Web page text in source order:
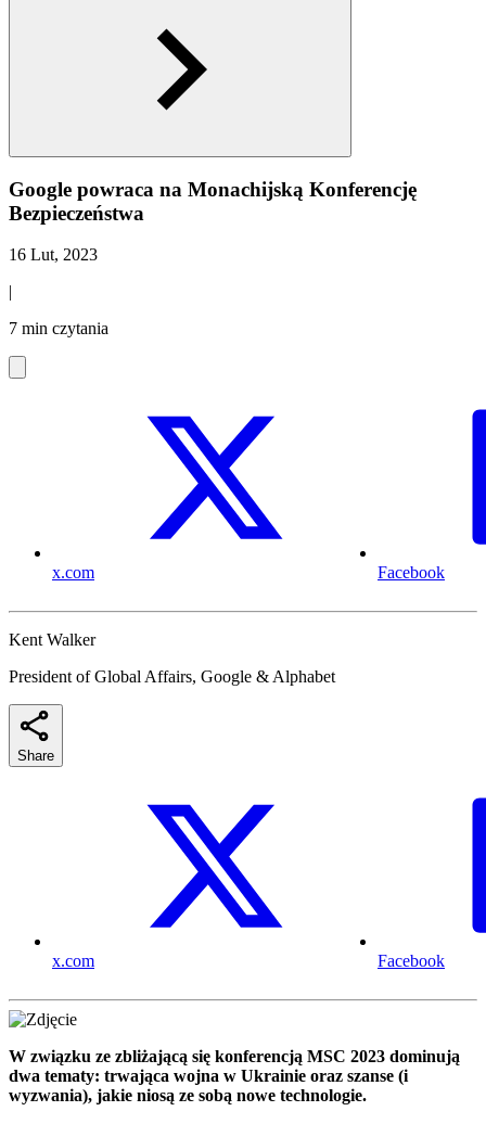
Google powraca na Monachijską Konferencję
Bezpieczeństwa
16 Lut, 2023
|
7 min czytania
x.com Facebook
Kent Walker
President of Global Affairs, Google & Alphabet
Share
x.com Facebook
W związku ze zbliżającą się konferencją MSC 2023 dominują
dwa tematy: trwająca wojna w Ukrainie oraz szanse (i
wyzwania), jakie niosą ze sobą nowe technologie.